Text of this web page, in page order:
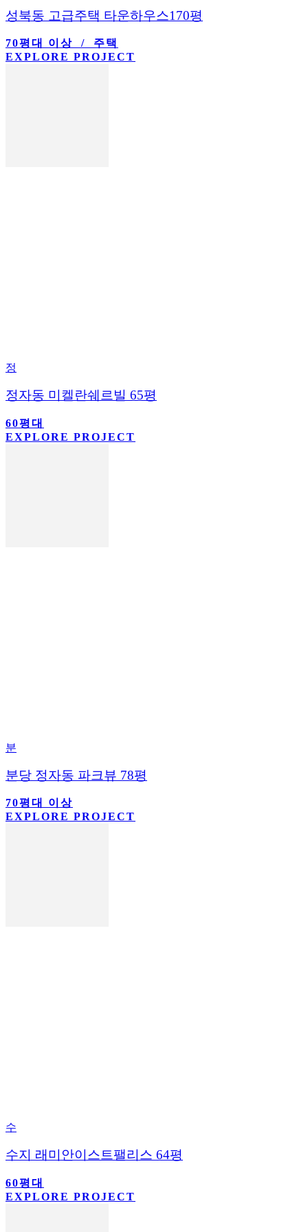
성북동 고급주택 타운하우스170평
70평대 이상 / 주택
EXPLORE PROJECT
정
정자동 미켈란쉐르빌 65평
60평대
EXPLORE PROJECT
분
분당 정자동 파크뷰 78평
70평대 이상
EXPLORE PROJECT
수
수지 래미안이스트팰리스 64평
60평대
EXPLORE PROJECT